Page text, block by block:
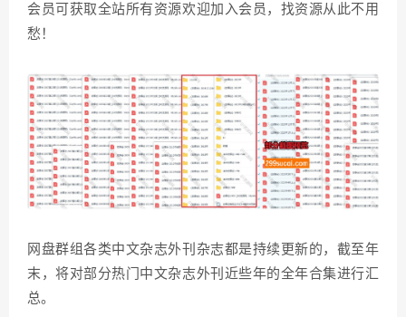
会员可获取全站所有资源欢迎加入会员，找资源从此不用
愁！
网盘群组各类中文杂志外刊杂志都是持续更新的，截至年
末，将对部分热门中文杂志外刊近些年的全年合集进行汇
总。